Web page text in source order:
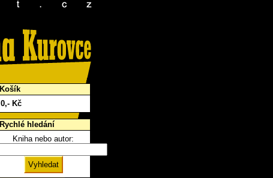
Košík
0,- Kč
Rychlé hledání
Kniha nebo autor: